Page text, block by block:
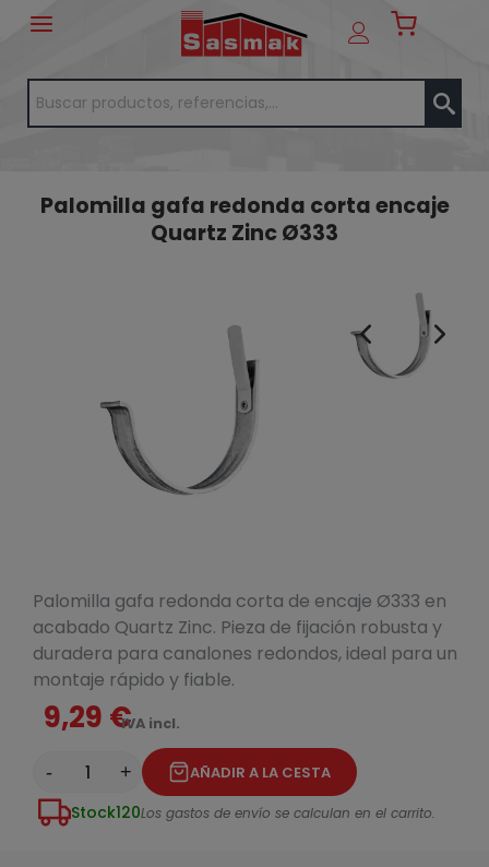
Palomilla gafa redonda corta encaje
Quartz Zinc Ø333
Palomilla gafa redonda corta de encaje Ø333 en
acabado Quartz Zinc. Pieza de fijación robusta y
duradera para canalones redondos, ideal para un
montaje rápido y fiable.
9,29 €IVA incl.
- + AÑADIR A LA CESTA
Stock120Los gastos de envío se calculan en el carrito.